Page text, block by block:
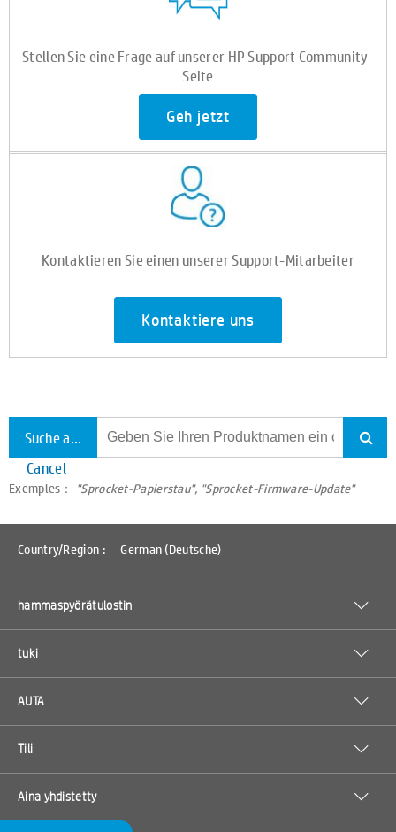
Stellen Sie eine Frage auf unserer HP Support Community-
Seite
Geh jetzt
Kontaktieren Sie einen unserer Support-Mitarbeiter
Kontaktiere uns
Suche alle Unterstützung
Cancel
Exemples： "Sprocket-Papierstau", "Sprocket-Firmware-Update"
Country/Region : German (Deutsche)
hammaspyörätulostin
tuki
AUTA
Tili
Aina yhdistetty